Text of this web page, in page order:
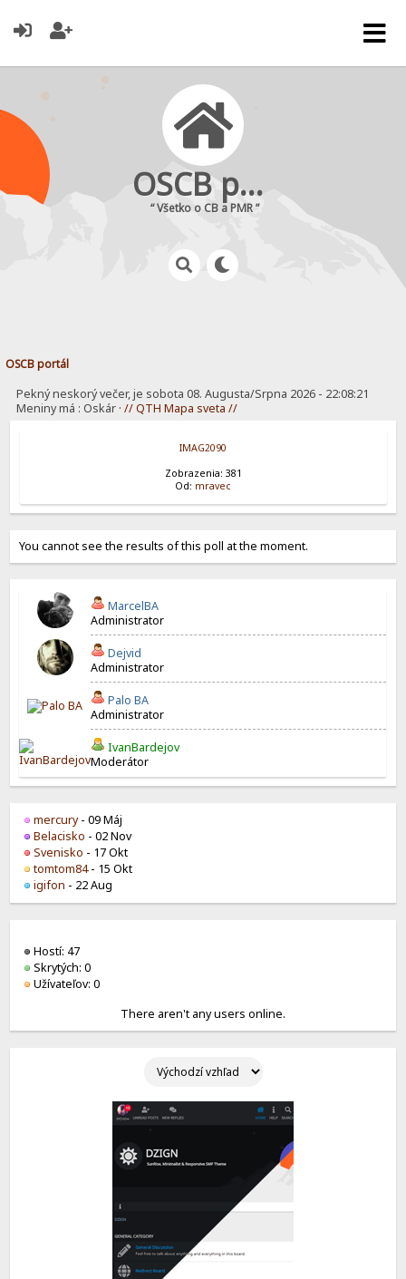
OSCB portál
“ Všetko o CB a PMR ”
OSCB portál
Pekný neskorý večer, je sobota 08. Augusta/Srpna 2026 - 22:08:21
Meniny má : Oskár· // QTH Mapa sveta //
IMAG2090
Zobrazenia: 381
Od: mravec
You cannot see the results of this poll at the moment.
MarcelBA
Administrator
Dejvid
Administrator
Palo BA
Administrator
IvanBardejov
Moderátor
mercury- 09 Máj
Belacisko - 02 Nov
Svenisko - 17 Okt
tomtom84- 15 Okt
igifon - 22 Aug
Hostí: 47
Skrytých: 0
Užívateľov: 0
There aren't any users online.